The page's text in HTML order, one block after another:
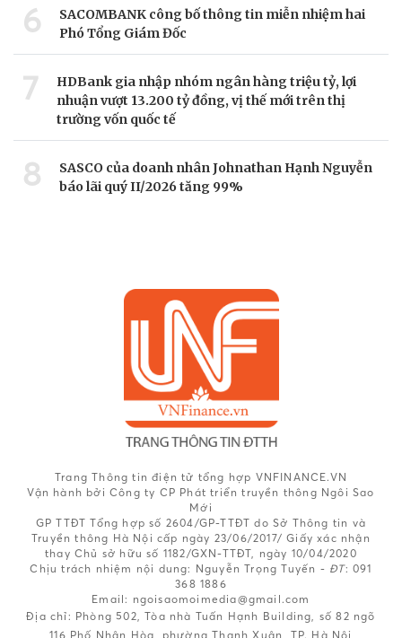
6
SACOMBANK công bố thông tin miễn nhiệm hai
Phó Tổng Giám Đốc
7
HDBank gia nhập nhóm ngân hàng triệu tỷ, lợi
nhuận vượt 13.200 tỷ đồng, vị thế mới trên thị
trường vốn quốc tế
8
SASCO của doanh nhân Johnathan Hạnh Nguyễn
báo lãi quý II/2026 tăng 99%
Trang Thông tin điện tử tổng hợp VNFINANCE.VN
Vận hành bởi Công ty CP Phát triển truyền thông Ngôi Sao
Mới
GP TTĐT Tổng hợp số 2604/GP-TTĐT do Sở Thông tin và
Truyền thông Hà Nội cấp ngày 23/06/2017/ Giấy xác nhận
thay Chủ sở hữu số 1182/GXN-TTĐT, ngày 10/04/2020
Chịu trách nhiệm nội dung: Nguyễn Trọng Tuyến - ĐT: 091
368 1886
Email: ngoisaomoimedia@gmail.com
Địa chỉ: Phòng 502, Tòa nhà Tuấn Hạnh Building, số 82 ngõ
116 Phố Nhân Hòa, phường Thanh Xuân, TP. Hà Nội